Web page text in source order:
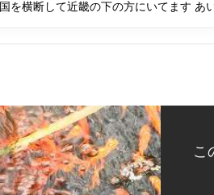
国を横断して近畿の下の方にいてます
こ